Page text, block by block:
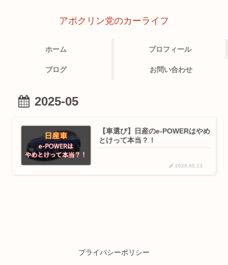
アポクリン党のカーライフ
ホーム プロフィール
ブログ お問い合わせ
2025-05
【車選び】日産のe-POWERはやめ
とけって本当？！
2025.05.13
プライバシーポリシー